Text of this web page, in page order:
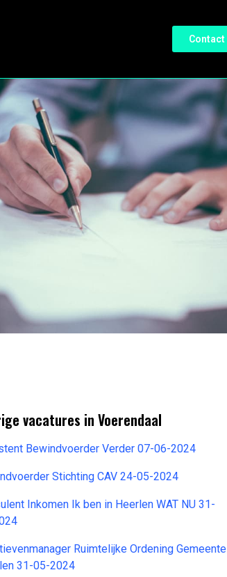
Contact
vacatures in Voerendaal
Bewindvoerder Verder 07-06-2024
Stichting CAV 24-05-2024
Inkomen Ik ben in Heerlen WAT NU 31-
Ruimtelijke Ordening Gemeente
31-05-2024